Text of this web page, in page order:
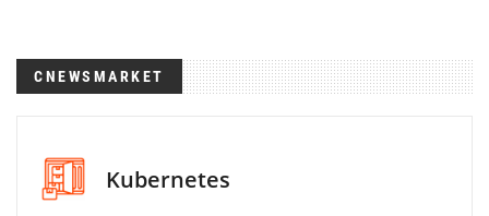
CNEWSMARKET
Kubernetes